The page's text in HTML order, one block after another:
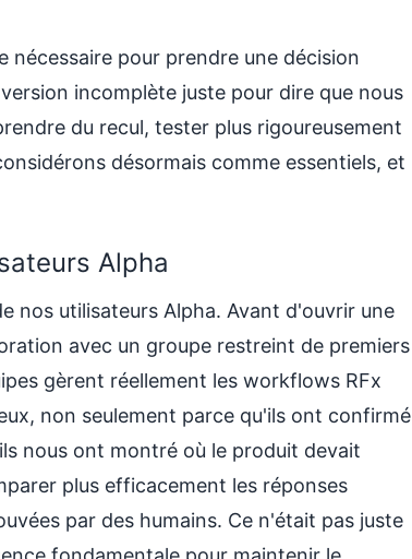
pour prendre une décision
incomplète juste pour dire que nous
du recul, tester plus rigoureusement
désormais comme essentiels, et
Alpha
nos utilisateurs Alpha. Avant d'ouvrir une
avec un groupe restreint de premiers
gèrent réellement les workflows RFx
non seulement parce qu'ils ont confirmé
nous ont montré où le produit devait
plus efficacement les réponses
par des humains. Ce n'était pas juste